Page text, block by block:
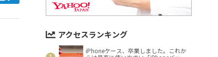
アクセスランキング
iPhoneケース、卒業しました。これか